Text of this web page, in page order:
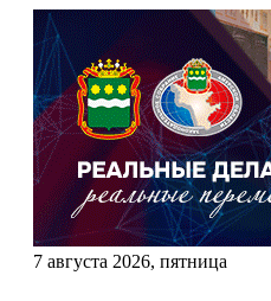
7 августа 2026, пятница